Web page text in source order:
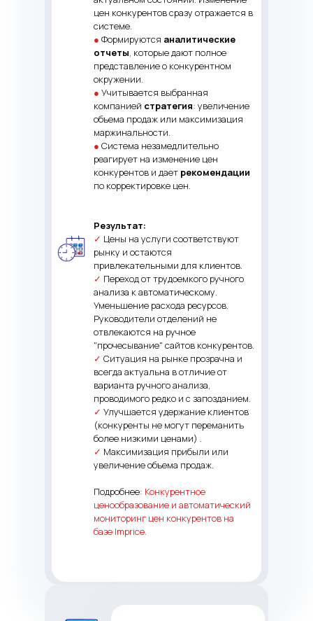
цен конкурентов сразу отражается в
системе.
● Формируются аналитические
отчеты, которые дают полное
представление о конкурентном
окружении.
● Учитывается выбранная
компанией стратегия: увеличение
объема продаж или максимизация
маржинальности.
● Система незамедлительно
реагирует на изменение цен
конкурентов и дает рекомендации
по корректировке цен.
Результат:
✓ Цены на услуги соответствуют
рынку и остаются
привлекательными для клиентов.
✓ Переход от трудоемкого ручного
анализа к автоматическому.
Уменьшение расхода ресурсов.
Руководители отделений не
отвлекаются на ручное
"прочесывание" сайтов конкурентов.
✓ Ситуация на рынке прозрачна и
всегда актуальна в отличие от
варианта ручного анализа,
проводимого редко и с запозданием.
✓ Улучшается удержание клиентов
(конкуренты не могут переманить
более низкими ценами) .
✓ Максимизация прибыли или
увеличение объема продаж.
Подробнее: Конкурентное
ценообразование и автоматический
мониторинг цен конкурентов на
базе Imprice.